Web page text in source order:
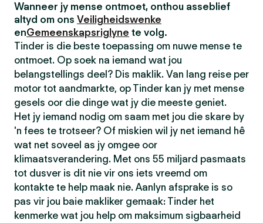
Wanneer jy mense ontmoet, onthou asseblief
altyd om ons Veiligheidswenke
enGemeenskapsriglyne te volg.
Tinder is die beste toepassing om nuwe mense te
ontmoet. Op soek na iemand wat jou
belangstellings deel? Dis maklik. Van lang reise per
motor tot aandmarkte, op Tinder kan jy met mense
gesels oor die dinge wat jy die meeste geniet.
Het jy iemand nodig om saam met jou die skare by
'n fees te trotseer? Of miskien wil jy net iemand hê
wat net soveel as jy omgee oor
klimaatsverandering. Met ons 55 miljard pasmaats
tot dusver is dit nie vir ons iets vreemd om
kontakte te help maak nie. Aanlyn afsprake is so
pas vir jou baie makliker gemaak: Tinder het
kenmerke wat jou help om maksimum sigbaarheid